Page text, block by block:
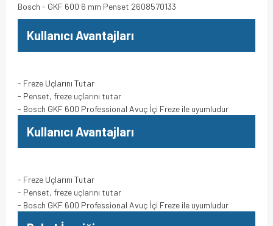
Bosch - GKF 600 6 mm Penset 2608570133
Kullanıcı Avantajları
- Freze Uçlarını Tutar
- Penset, freze uçlarını tutar
- Bosch GKF 600 Professional Avuç İçi Freze ile uyumludur
Kullanıcı Avantajları
- Freze Uçlarını Tutar
- Penset, freze uçlarını tutar
- Bosch GKF 600 Professional Avuç İçi Freze ile uyumludur